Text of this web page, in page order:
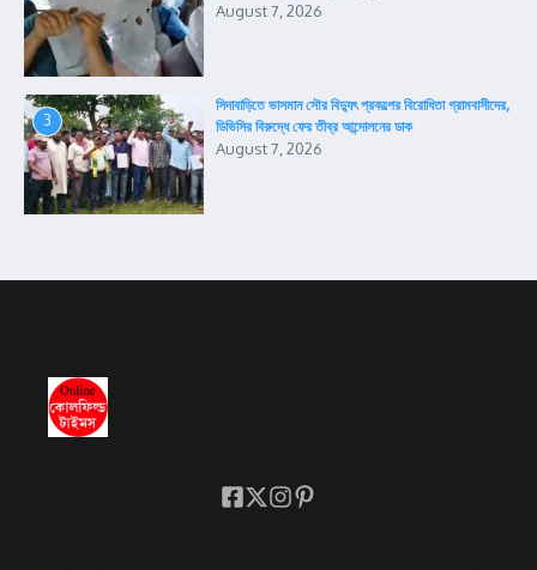
August 7, 2026
3
সিদাবাড়িতে ভাসমান সৌর বিদ্যুৎ প্রকল্পের বিরোধিতা গ্রামবাসীদের,
ডিভিসির বিরুদ্ধে ফের তীব্র আন্দোলনের ডাক
August 7, 2026